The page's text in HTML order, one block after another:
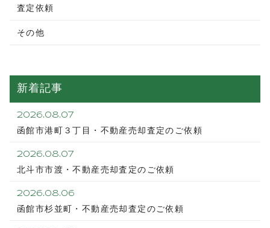
査定依頼
その他
新着記事
2026.08.07
函館市港町３丁目・不動産売却査定のご依頼
2026.08.07
北斗市市渡・不動産売却査定のご依頼
2026.08.06
函館市杉並町・不動産売却査定のご依頼